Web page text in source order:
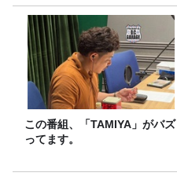
この番組、「TAMIYA」がバズ
ってます。